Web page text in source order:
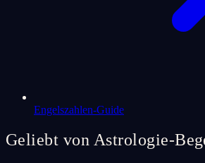
Engelszahlen-Guide
Geliebt von Astrologie-